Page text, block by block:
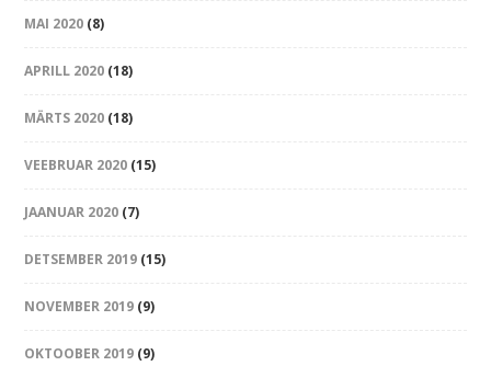
MAI 2020 (8)
APRILL 2020 (18)
MÄRTS 2020 (18)
VEEBRUAR 2020 (15)
JAANUAR 2020 (7)
DETSEMBER 2019 (15)
NOVEMBER 2019 (9)
OKTOOBER 2019 (9)